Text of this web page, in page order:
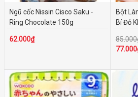
Ngũ cốc Nissin Cisco Saku -
Ring Chocolate 150g
62.000₫
Bột
Bí Đỏ